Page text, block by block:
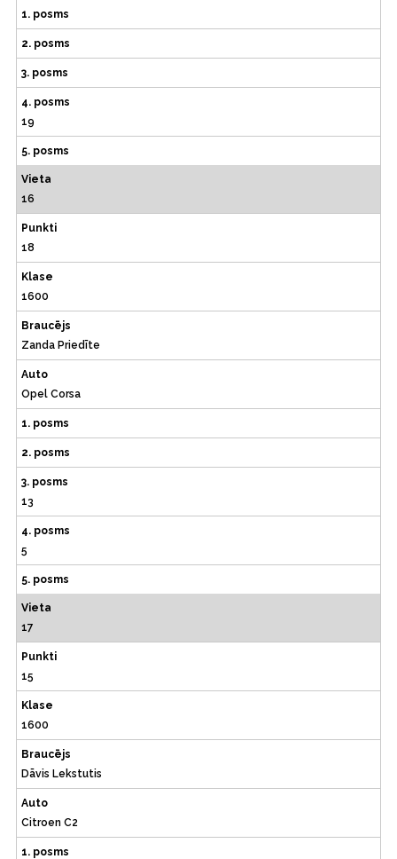
1. posms
2. posms
3. posms
4. posms
19
5. posms
Vieta
16
Punkti
18
Klase
1600
Braucējs
Zanda Priedīte
Auto
Opel Corsa
1. posms
2. posms
3. posms
13
4. posms
5
5. posms
Vieta
17
Punkti
15
Klase
1600
Braucējs
Dāvis Lekstutis
Auto
Citroen C2
1. posms